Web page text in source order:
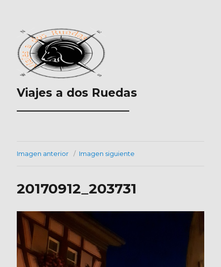
Viajes a dos Ruedas
___________________
Imagen anterior Imagen siguiente
20170912_203731